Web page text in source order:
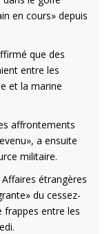
en cours» depuis
que des
entre les
et la marine
affrontements
a ensuite
militaire.
étrangères
du cessez-
frappes entre les